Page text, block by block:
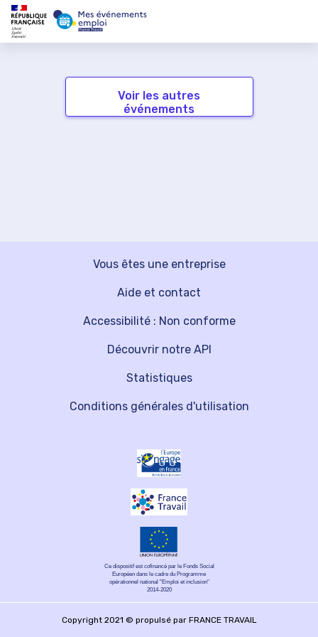
Voir les autres
événements
Vous êtes une entreprise
Découvrir notre API
Aide et contact
Statistiques
Accessibilité : Non conforme
Conditions générales d'utilisation
Ce dispositif est cofinancé par le Fonds Social
Européen dans le cadre du Programme
opérationnel national "Emploi et inclusion"
2014-2020
Copyright 2021 © propulsé par FRANCE TRAVAIL